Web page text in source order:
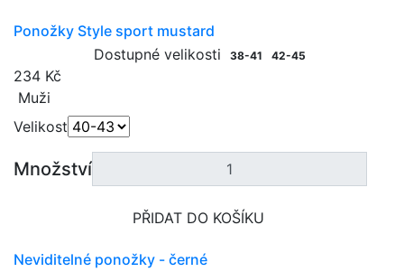
Ponožky Style sport mustard
Dostupné velikosti
38-41 42-45
234 Kč
Muži
Velikost
Množství
PŘIDAT DO KOŠÍKU
Neviditelné ponožky - černé